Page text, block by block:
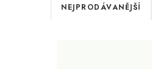
a
NEJPRODÁVANĚJŠÍ